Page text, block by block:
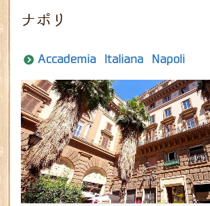
ナポリ
Accademia Italiana Napoli